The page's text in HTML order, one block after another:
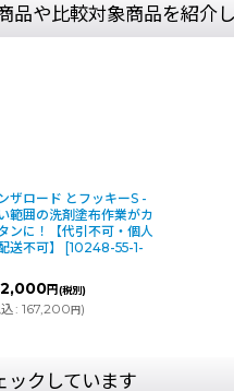
や比較対象商品を紹介し
ザロード とフッキーS -
範囲の洗剤塗布作業がカ
ンに！【代引不可・個人
送不可】
[10248-55-1-
円(税別)
: 167,200円)
ックしています